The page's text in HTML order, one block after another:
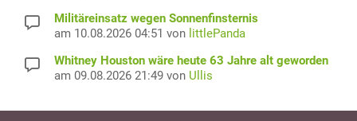
Militäreinsatz wegen Sonnenfinsternis
am 10.08.2026 04:51 von littlePanda
Whitney Houston wäre heute 63 Jahre alt geworden
am 09.08.2026 21:49 von Ullis